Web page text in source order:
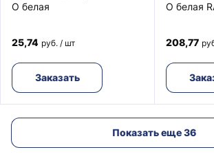
O белая
25,74 руб. / шт
Заказать
O белая
208,77
Показать еще 36